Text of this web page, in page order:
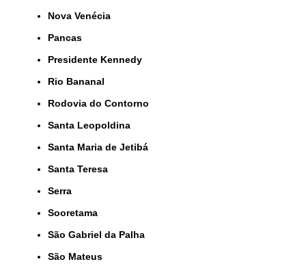
Nova Venécia
Pancas
Presidente Kennedy
Rio Bananal
Rodovia do Contorno
Santa Leopoldina
Santa Maria de Jetibá
Santa Teresa
Serra
Sooretama
São Gabriel da Palha
São Mateus